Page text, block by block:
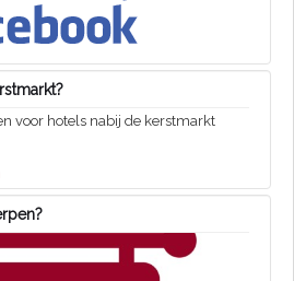
voor hotels nabij de kerstmarkt